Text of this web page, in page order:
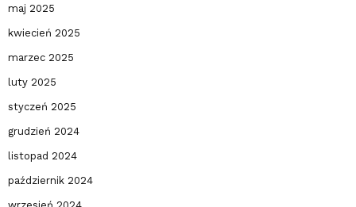
maj 2025
kwiecień 2025
marzec 2025
luty 2025
styczeń 2025
grudzień 2024
listopad 2024
październik 2024